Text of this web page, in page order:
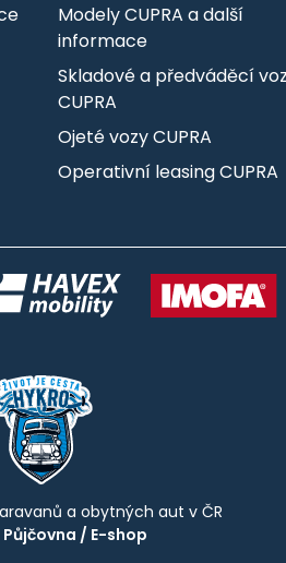
Modely CUPRA a další
informace
Skladové a předváděcí
CUPRA
Ojeté vozy CUPRA
Operativní leasing CUPRA
a obytných aut v ČR
Půjčovna / E-shop